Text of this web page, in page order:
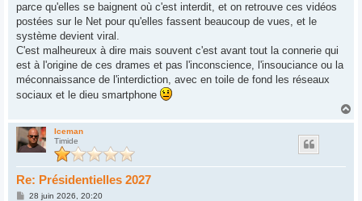
parce qu'elles se baignent où c'est interdit, et on retrouve ces vidéos
postées sur le Net pour qu'elles fassent beaucoup de vues, et le
système devient viral.
C'est malheureux à dire mais souvent c'est avant tout la connerie qui
est à l'origine de ces drames et pas l'inconscience, l'insouciance ou la
méconnaissance de l'interdiction, avec en toile de fond les réseaux
sociaux et le dieu smartphone
Iceman
Timide
Re: Présidentielles 2027
M28 juin 2026, 20:20